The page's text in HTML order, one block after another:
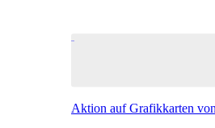
Aktion auf Grafikkarten